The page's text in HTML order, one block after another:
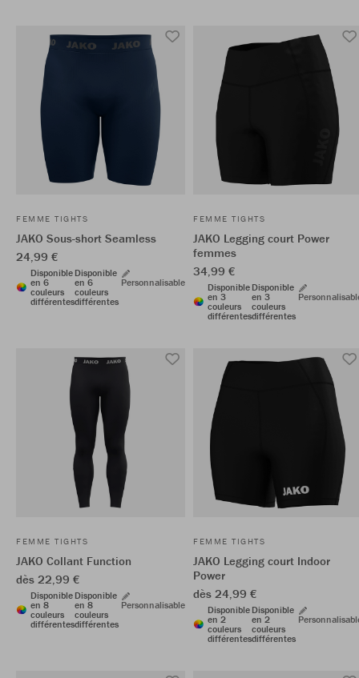
FEMME TIGHTS
JAKO Sous-short Seamless
24,99 €
Disponible
en 6
couleurs
différentes
Disponible
en 6
couleurs
différentes
Personnalisable
FEMME TIGHTS
JAKO Legging court Power
femmes
34,99 €
Disponible
en 3
couleurs
différentes
Disponible
en 3
couleurs
différentes
FEMME TIGHTS
JAKO Collant Function
dès 22,99 €
Disponible
en 8
couleurs
différentes
Disponible
en 8
couleurs
différentes
Personnalisable
FEMME TIGHTS
JAKO Legging court Indoor
Power
dès 24,99 €
Disponible
en 2
couleurs
différentes
Disponible
en 2
couleurs
différentes